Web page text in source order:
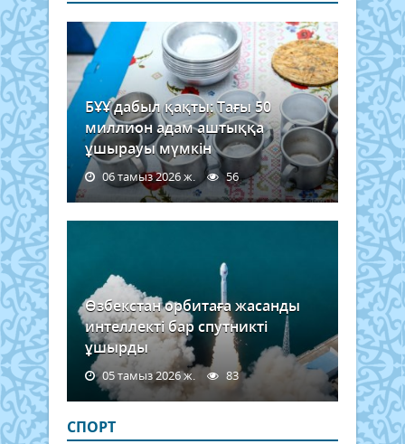
БҰҰ дабыл қақты: Тағы 50
миллион адам аштыққа
ұшырауы мүмкін
06 тамыз 2026 ж. 56
Өзбекстан орбитаға жасанды
интеллекті бар спутникті
ұшырды
05 тамыз 2026 ж. 83
СПОРТ